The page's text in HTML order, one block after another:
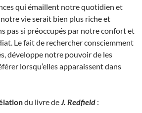
qui émaillent notre quotidien et
vie serait bien plus riche et
pas si préoccupés par notre confort et
Le fait de rechercher consciemment
développe notre pouvoir de les
lorsqu’elles apparaissent dans
du livre de J. Redfield :